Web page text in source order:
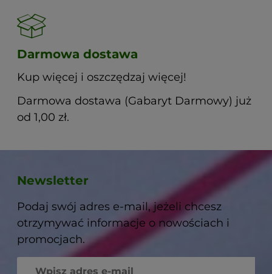
Darmowa dostawa
Kup więcej i oszczędzaj więcej!
Darmowa dostawa (Gabaryt Darmowy) już
od 1,00 zł.
Newsletter
Podaj swój adres e-mail, jeżeli chcesz
otrzymywać informacje o nowościach i
promocjach.